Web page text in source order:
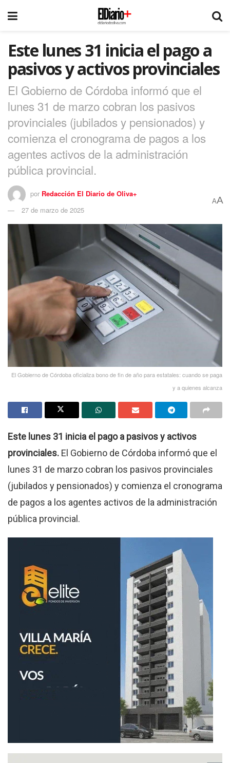
Este lunes 31 inicia el pago a
pasivos y activos provinciales
El Gobierno de Córdoba informó que el
lunes 31 de marzo cobran los pasivos
provinciales (jubilados y pensionados) y
comienza el cronograma de pagos a los
agentes activos de la administración
pública provincial.
por Redacción El Diario de Oliva+
27 de marzo de 2025
AA
El Gobierno de Córdoba oficializa bono de fin de año para estatales: cuando se paga
y a quienes alcanza
Este lunes 31 inicia el pago a pasivos y activos
provinciales. El Gobierno de Córdoba informó que el
lunes 31 de marzo cobran los pasivos provinciales
(jubilados y pensionados) y comienza el cronograma
de pagos a los agentes activos de la administración
pública provincial.